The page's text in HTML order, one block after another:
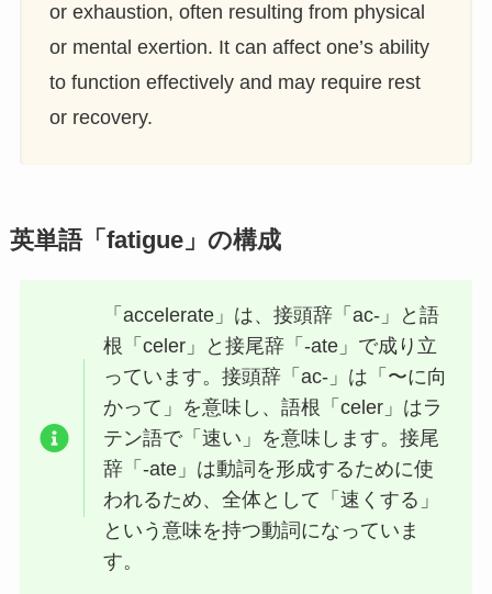
or exhaustion, often resulting from physical
or mental exertion. It can affect one’s ability
to function effectively and may require rest
or recovery.
英単語「fatigue」の構成
「accelerate」は、接頭辞「ac-」と語
根「celer」と接尾辞「-ate」で成り立
っています。接頭辞「ac-」は「〜に向
かって」を意味し、語根「celer」はラ
テン語で「速い」を意味します。接尾
辞「-ate」は動詞を形成するために使
われるため、全体として「速くする」
という意味を持つ動詞になっていま
す。